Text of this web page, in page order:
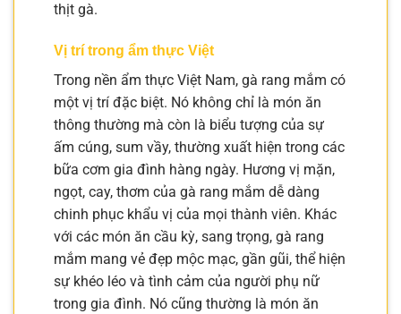
thịt gà.
Vị trí trong ẩm thực Việt
Trong nền ẩm thực Việt Nam, gà rang mắm có
một vị trí đặc biệt. Nó không chỉ là món ăn
thông thường mà còn là biểu tượng của sự
ấm cúng, sum vầy, thường xuất hiện trong các
bữa cơm gia đình hàng ngày. Hương vị mặn,
ngọt, cay, thơm của gà rang mắm dễ dàng
chinh phục khẩu vị của mọi thành viên. Khác
với các món ăn cầu kỳ, sang trọng, gà rang
mắm mang vẻ đẹp mộc mạc, gần gũi, thể hiện
sự khéo léo và tình cảm của người phụ nữ
trong gia đình. Nó cũng thường là món ăn